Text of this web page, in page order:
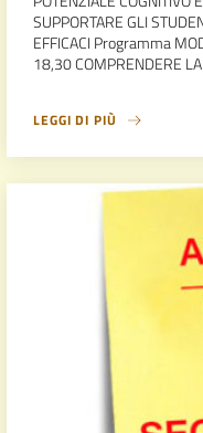
SUPPORTARE GLI
EFFICACI Programma
18,30 COMPRENDERE
LEGGI DI PIÙ